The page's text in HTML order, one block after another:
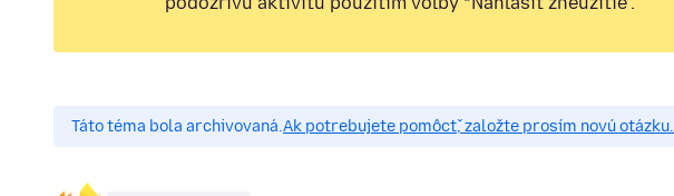
Táto téma bola archivovaná.Ak potrebujete pomôcť, založte prosím novú otázku.